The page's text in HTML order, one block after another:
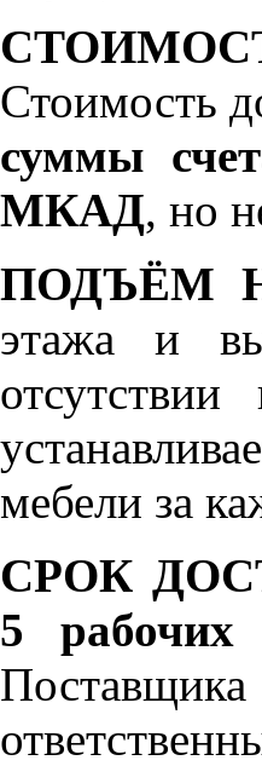
Стоимость
суммы
МКАД, но
ПОДЪЁМ
этажа и
мебели за
СРОК
5 рабочих